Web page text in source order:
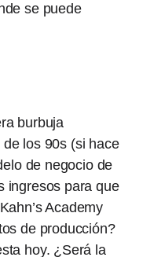
se puede
burbuja
los 90s (si hace
de negocio de
ingresos para que
Academy
de producción?
hoy. ¿Será la